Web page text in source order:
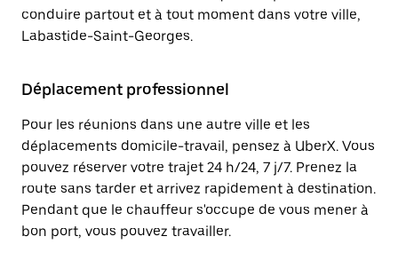
conduire partout et à tout moment dans votre ville,
Labastide-Saint-Georges.
Déplacement professionnel
Pour les réunions dans une autre ville et les
déplacements domicile-travail, pensez à UberX. Vous
pouvez réserver votre trajet 24 h/24, 7 j/7. Prenez la
route sans tarder et arrivez rapidement à destination.
Pendant que le chauffeur s'occupe de vous mener à
bon port, vous pouvez travailler.